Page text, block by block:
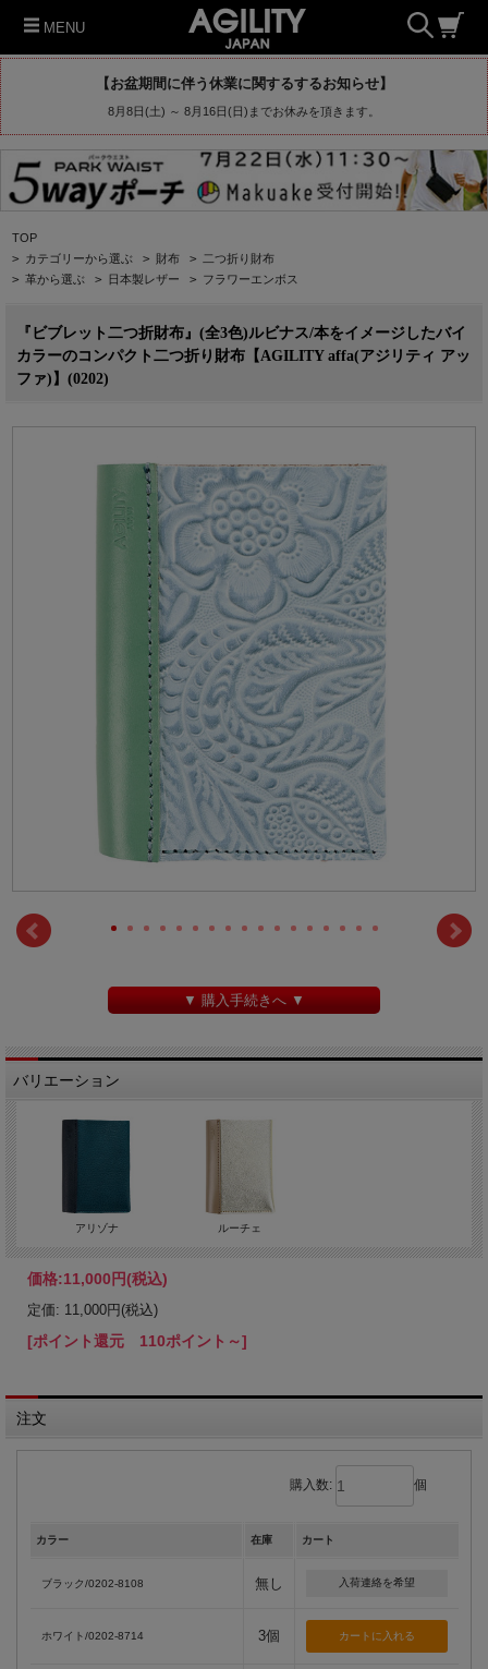
MENU
【お盆期間に伴う休業に関するするお知らせ】
8月8日(土) ～ 8月16日(日)までお休みを頂きます。
TOP
> カテゴリーから選ぶ > 財布 > 二つ折り財布
> 革から選ぶ > 日本製レザー > フラワーエンボス
『ビブレット二つ折財布』(全3色)ルビナス/本をイメージしたバイ
カラーのコンパクト二つ折り財布【AGILITY affa(アジリティ アッ
ファ)】(0202)
▼ 購入手続きへ ▼
バリエーション
アリゾナ ルーチェ
価格:11,000円(税込)
定価: 11,000円(税込)
[ポイント還元 110ポイント～]
注文
購入数: 個
カラー 在庫 カート
ブラック/0202-8108 無し 入荷連絡を希望
ホワイト/0202-8714 3個